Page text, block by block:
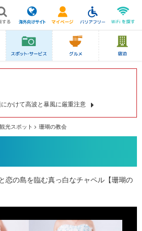
かけて高波と暴風に厳重注意
光スポット 珊瑚の教会
恋の島を臨む真っ白なチャペル【珊瑚の